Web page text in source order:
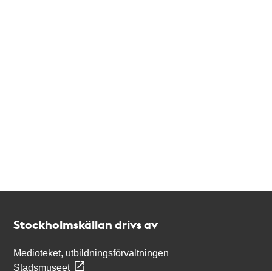
Stockholmskällan drivs av
Medioteket, utbildningsförvaltningen
Stadsmuseet